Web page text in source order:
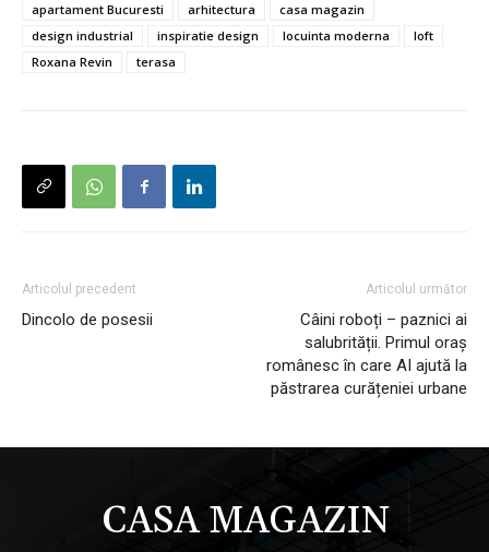
apartament Bucuresti
arhitectura
casa magazin
design industrial
inspiratie design locuinta moderna
loft
Roxana Revin
terasa
Articolul precedent
Dincolo de posesii
Articolul următor
Câini roboți – paznici ai
salubrității. Primul oraș
românesc în care AI ajută la
păstrarea curățeniei urbane
CASA MAGAZIN